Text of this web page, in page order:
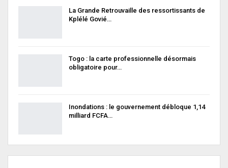
La Grande Retrouvaille des ressortissants de
Kplélé Govié…
Togo : la carte professionnelle désormais
obligatoire pour…
Inondations : le gouvernement débloque 1,14
milliard FCFA…